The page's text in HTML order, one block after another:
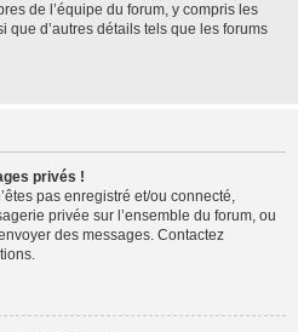
de l’équipe du forum, y compris les
que d’autres détails tels que les forums
privés !
pas enregistré et/ou connecté,
privée sur l’ensemble du forum, ou
des messages. Contactez